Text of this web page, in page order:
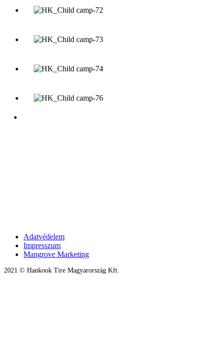
Adatvédelem
Impresszum
Mangrove Marketing
2021 © Hankook Tire Magyarország Kft.